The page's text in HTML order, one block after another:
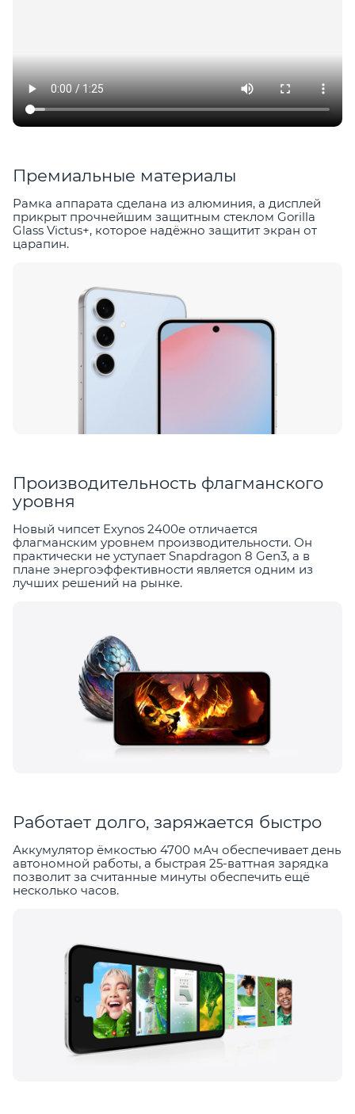
Премиальные материалы
Рамка аппарата сделана из алюминия, а дисплей
прикрыт прочнейшим защитным стеклом Gorilla
Glass Victus+, которое надёжно защитит экран от
царапин.
Производительность флагманского
уровня
Новый чипсет Exynos 2400e отличается
флагманским уровнем производительности. Он
практически не уступает Snapdragon 8 Gen3, а в
плане энергоэффективности является одним из
лучших решений на рынке.
Работает долго, заряжается быстро
Аккумулятор ёмкостью 4700 мАч обеспечивает день
автономной работы, а быстрая 25-ваттная зарядка
позволит за считанные минуты обеспечить ещё
несколько часов.